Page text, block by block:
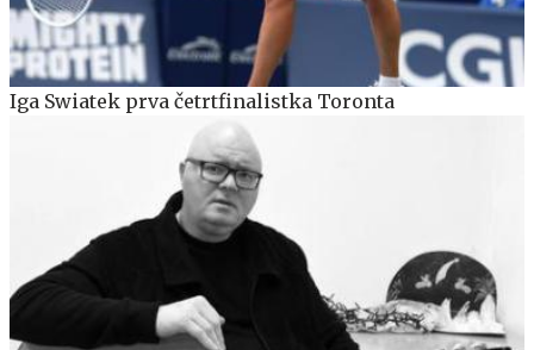
Iga Swiatek prva četrtfinalistka Toronta